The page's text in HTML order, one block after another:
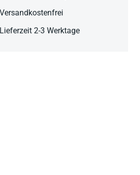
Versandkostenfrei
Lieferzeit 2-3 Werktage